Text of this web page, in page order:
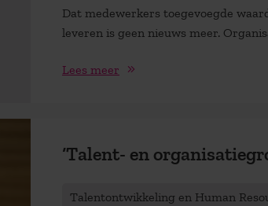
Dat medewerkers toegevoegde
leveren is geen nieuws meer.
Lees meer
‘Talent- en
Talentontwikkeling en Human